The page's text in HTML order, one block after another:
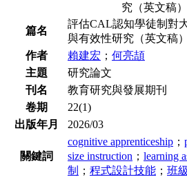
究（英文稿）
篇名
評估CAL認知學徒制對
與有效性研究（英文稿）
作者
賴建宏 ； 何亮頡
主題
研究論文
刊名
教育研究與發展期刊
卷期
22(1)
出版年月
2026/03
關鍵詞
cognitive apprenticeship ；
size instruction ； learning
制
； 程式設計技能 ； 班